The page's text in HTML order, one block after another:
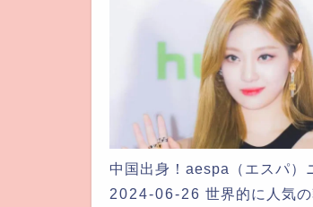
中国出身！aespa（エスパ）
2024-06-26 世界的に人気